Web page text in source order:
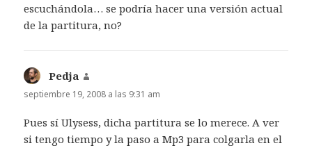
escuchándola… se podría hacer una versión actual
de la partitura, no?
Pedja
septiembre 19, 2008 a las 9:31 am
Pues sí Ulysess, dicha partitura se lo merece. A ver
si tengo tiempo y la paso a Mp3 para colgarla en el